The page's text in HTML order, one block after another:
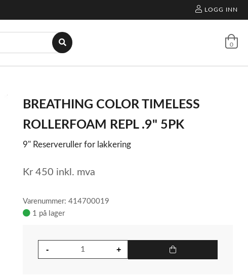
LOGG INN
0
BREATHING COLOR TIMELESS
ROLLERFOAM REPL .9" 5PK
9" Reserveruller for lakkering
Kr450 inkl. mva
Varenummer: 414700019
1 på lager